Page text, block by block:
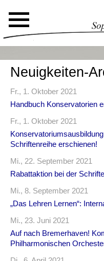
Neuigkeiten-
Fr., 1. Oktober 2021
Handbuch Konservatorien
Fr., 1. Oktober 2021
Schriftenreihe erschienen!
Mi., 22. September 2021
Rabattaktion bei der
Mi., 8. September 2021
„Das Lehren Lernen“:
Mi., 23. Juni 2021
Auf nach Bremerhaven!
Philharmonischen